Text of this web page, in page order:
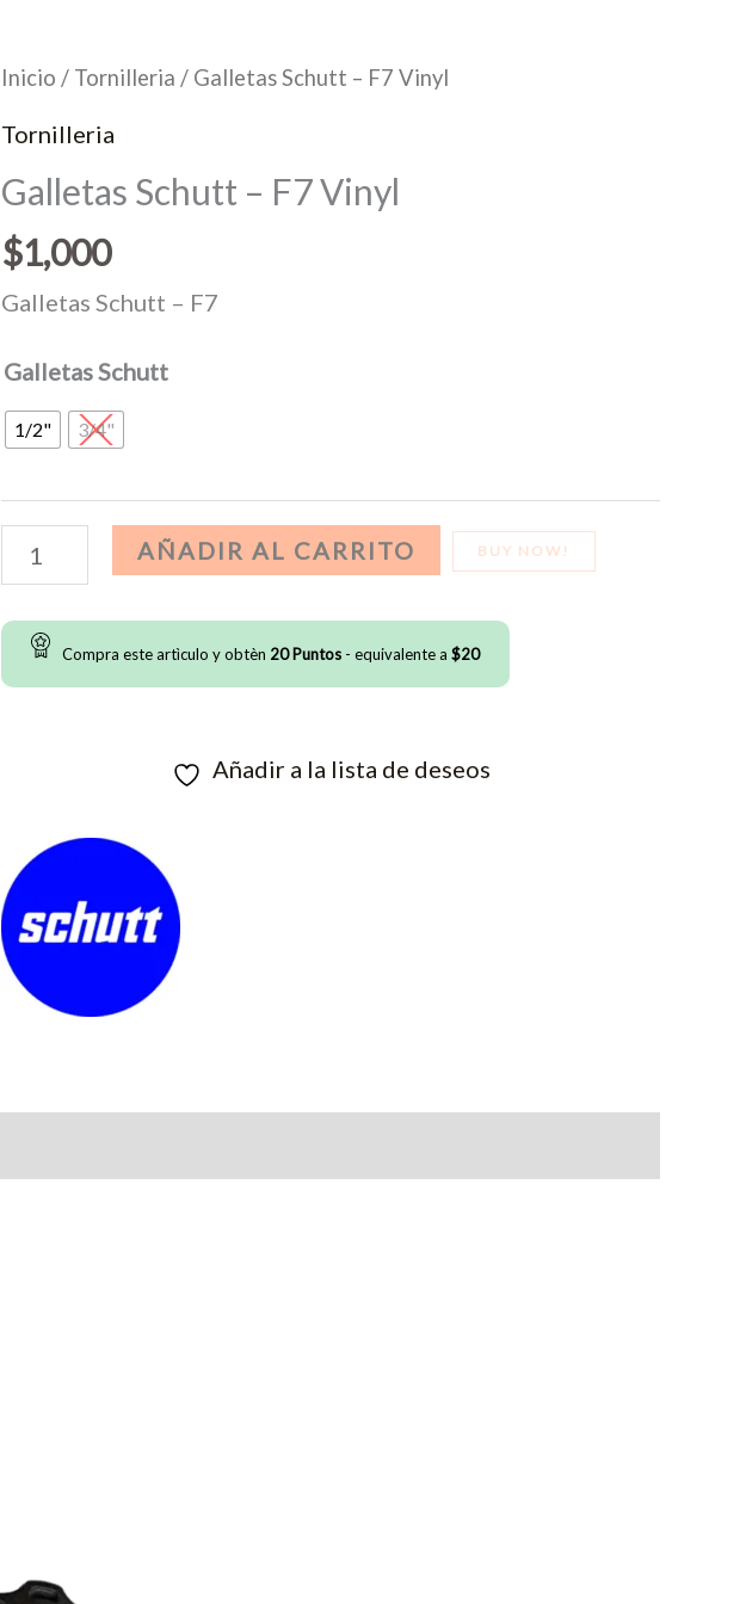
Inicio / Tornilleria / Galletas Schutt – F7 Vinyl
Tornilleria
Galletas Schutt – F7 Vinyl
$1,000
Galletas Schutt – F7
Galletas Schutt
1/2" 3/4"
Galletas
Schutt
-
F7
AÑADIR AL CARRITO BUY NOW!
Compra este artìculo y obtèn 20Puntos - equivalente a $20
Añadir a la lista de deseos